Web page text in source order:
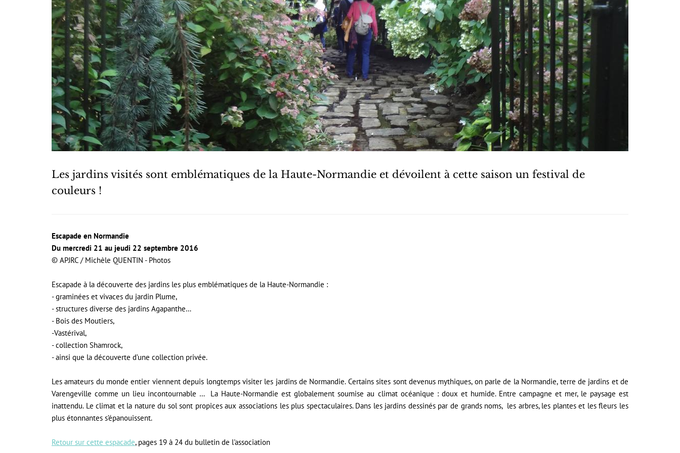
Les jardins visités sont emblématiques de la Haute-Normandie et dévoilent à cette saison un festival de
couleurs !
Escapade en Normandie
Du mercredi 21 au jeudi 22 septembre 2016
© APJRC / Michèle QUENTIN - Photos
Escapade à la découverte des jardins les plus emblématiques de la Haute-Normandie :
- graminées et vivaces du jardin Plume,
- structures diverse des jardins Agapanthe…
- Bois des Moutiers,
-Vastérival,
- collection Shamrock,
- ainsi que la découverte d’une collection privée.
Les amateurs du monde entier viennent depuis longtemps visiter les jardins de Normandie. Certains sites sont devenus mythiques, on parle de la Normandie, terre de jardins et de
Varengeville comme un lieu incontournable … La Haute-Normandie est globalement soumise au climat océanique : doux et humide. Entre campagne et mer, le paysage est
inattendu. Le climat et la nature du sol sont propices aux associations les plus spectaculaires. Dans les jardins dessinés par de grands noms, les arbres, les plantes et les fleurs les
plus étonnantes s’épanouissent.
Retour sur cette espacade, pages 19 à 24 du bulletin de l'association